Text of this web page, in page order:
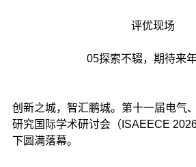
评优现场
05探索不辍，期待来
创新之城，智汇鹏城。第十一届电气
研究国际学术研讨会（ISAEECE
下圆满落幕。